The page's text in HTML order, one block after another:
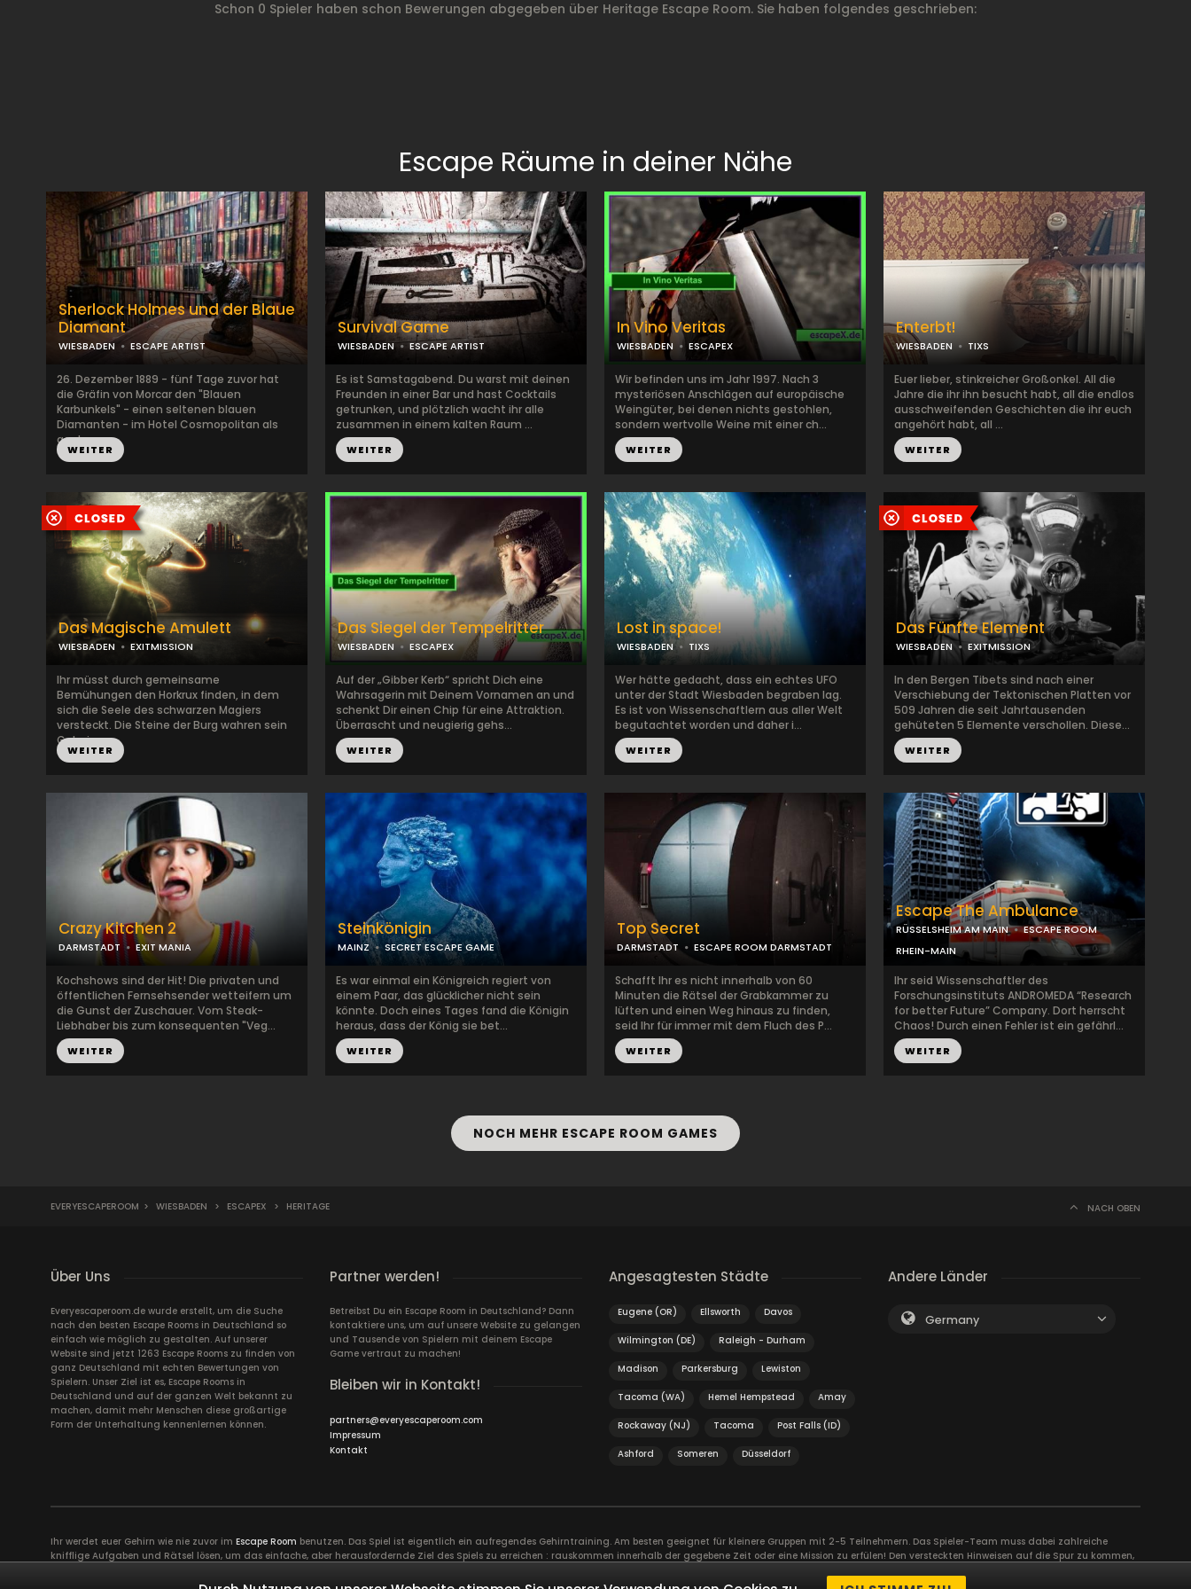
Schon 0 Spieler haben schon Bewerungen abgegeben über Heritage Escape Room. Sie haben folgendes geschrieben:
Escape Räume in deiner Nähe
Sherlock Holmes und der Blaue
Diamant
WIESBADEN ESCAPE ARTIST
26. Dezember 1889 - fünf Tage zuvor hat
die Gräfin von Morcar den "Blauen
Karbunkels" - einen seltenen blauen
Diamanten - im Hotel Cosmopolitan als
gest...
WEITER
Survival Game
WIESBADEN ESCAPE ARTIST
Es ist Samstagabend. Du warst mit deinen
Freunden in einer Bar und hast Cocktails
getrunken, und plötzlich wacht ihr alle
zusammen in einem kalten Raum ...
WEITER
In Vino Veritas
WIESBADEN ESCAPEX
Wir befinden uns im Jahr 1997. Nach 3
mysteriösen Anschlägen auf europäische
Weingüter, bei denen nichts gestohlen,
sondern wertvolle Weine mit einer ch...
WEITER
Enterbt!
WIESBADEN TIXS
Euer lieber, stinkreicher Großonkel. All die
Jahre die ihr ihn besucht habt, all die endlos
ausschweifenden Geschichten die ihr euch
angehört habt, all ...
WEITER
Das Magische Amulett
WIESBADEN EXITMISSION
Ihr müsst durch gemeinsame
Bemühungen den Horkrux finden, in dem
sich die Seele des schwarzen Magiers
versteckt. Die Steine der Burg wahren sein
Geheimn...
WEITER
Das Siegel der Tempelritter
WIESBADEN ESCAPEX
Auf der „Gibber Kerb“ spricht Dich eine
Wahrsagerin mit Deinem Vornamen an und
schenkt Dir einen Chip für eine Attraktion.
Überrascht und neugierig gehs...
WEITER
Lost in space!
WIESBADEN TIXS
Wer hätte gedacht, dass ein echtes UFO
unter der Stadt Wiesbaden begraben lag.
Es ist von Wissenschaftlern aus aller Welt
begutachtet worden und daher i...
WEITER
Das Fünfte Element
WIESBADEN EXITMISSION
In den Bergen Tibets sind nach einer
Verschiebung der Tektonischen Platten vor
509 Jahren die seit Jahrtausenden
gehüteten 5 Elemente verschollen. Diese...
WEITER
Crazy Kitchen 2
DARMSTADT EXIT MANIA
Kochshows sind der Hit! Die privaten und
öffentlichen Fernsehsender wetteifern um
die Gunst der Zuschauer. Vom Steak-
Liebhaber bis zum konsequenten "Veg...
WEITER
Steinkönigin
MAINZ SECRET ESCAPE GAME
Es war einmal ein Königreich regiert von
einem Paar, das glücklicher nicht sein
könnte. Doch eines Tages fand die Königin
heraus, dass der König sie bet...
WEITER
Top Secret
DARMSTADT ESCAPE ROOM DARMSTADT
Schafft Ihr es nicht innerhalb von 60
Minuten die Rätsel der Grabkammer zu
lüften und einen Weg hinaus zu finden,
seid Ihr für immer mit dem Fluch des P...
WEITER
Escape The Ambulance
RÜSSELSHEIM AM MAIN
ESCAPE ROOM
RHEIN-MAIN
Ihr seid Wissenschaftler des
Forschungsinstituts ANDROMEDA “Research
for better Future” Company. Dort herrscht
Chaos! Durch einen Fehler ist ein gefährl...
WEITER
NOCH MEHR ESCAPE ROOM GAMES
EVERYESCAPEROOM > WIESBADEN > ESCAPEX > HERITAGE NACH OBEN
Über Uns
Everyescaperoom.de wurde erstellt, um die Suche
nach den besten Escape Rooms in Deutschland so
einfach wie möglich zu gestalten. Auf unserer
Website sind jetzt 1263 Escape Rooms zu finden von
ganz Deutschland mit echten Bewertungen von
Spielern. Unser Ziel ist es, Escape Rooms in
Deutschland und auf der ganzen Welt bekannt zu
machen, damit mehr Menschen diese großartige
Form der Unterhaltung kennenlernen können.
Partner werden!
Betreibst Du ein Escape Room in Deutschland? Dann
kontaktiere uns, um auf unsere Website zu gelangen
und Tausende von Spielern mit deinem Escape
Game vertraut zu machen!
Bleiben wir in Kontakt!
partners@everyescaperoom.com
Impressum
Kontakt
Angesagtesten Städte
Eugene (OR) Ellsworth Davos
Wilmington (DE) Raleigh - Durham
Madison Parkersburg Lewiston
Tacoma (WA) Hemel Hempstead Amay
Rockaway (NJ) Tacoma Post Falls (ID)
Ashford Someren Düsseldorf
Andere Länder
Germany
Ihr werdet euer Gehirn wie nie zuvor im Escape Room benutzen. Das Spiel ist eigentlich ein aufregendes Gehirntraining. Am besten geeignet für kleinere Gruppen mit 2-5 Teilnehmern. Das Spieler-Team muss dabei zahlreiche
knifflige Aufgaben und Rätsel lösen, um das einfache, aber herausfordernde Ziel des Spiels zu erreichen : rauskommen innerhalb der gegebene Zeit oder eine Mission zu erfülen! Den versteckten Hinweisen auf die Spur zu kommen,
Kollegen näher zusammen bringen.